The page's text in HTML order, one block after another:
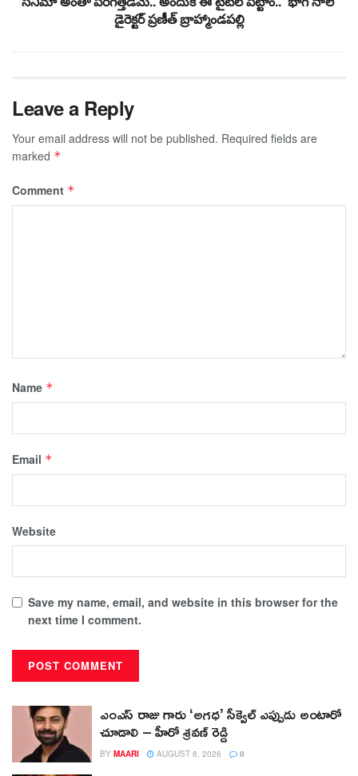
డైరెక్టర్ ప్రణీత్ బ్రాహ్మాండపల్లి
Leave a Reply
Your email address will not be published. Required fields are
marked *
Comment *
Name *
Email *
Website
Save my name, email, and website in this browser for the
next time I comment.
ఎంఎస్ రాజు గారు ‘అగధ’ సీక్వెల్ ఎప్పుడు అంటారో
చూడాలి – హీరో శ్రవణ్ రెడ్డి
BY MAARI AUGUST 8, 2026 0